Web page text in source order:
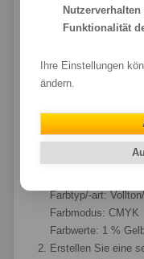
Farben deckend.
und dunklen
transparenten
Alu-Dibond Butlerfinish
So legen Sie die
Druckdaten an:
Erstellen Sie
Farbtyp/-art:
Farbmodus: CMYK
Farbwerte: 1 %
Erstellen Sie eine
Funktionalität
Ihre Einstellungen
ändern.